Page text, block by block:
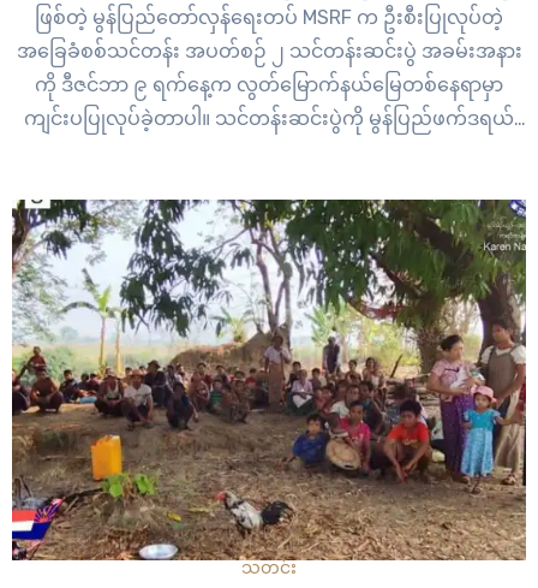
ဖြစ်တဲ့ မွန်ပြည်တော်လှန်ရေးတပ် MSRF က ဦးစီးပြုလုပ်တဲ့
အခြေခံစစ်သင်တန်း အပတ်စဉ် ၂ သင်တန်းဆင်းပွဲ အခမ်းအနား
ကို ဒီဇင်ဘာ ၉ ရက်နေ့က လွတ်မြောက်နယ်မြေတစ်နေရာမှာ
ကျင်းပပြုလုပ်ခဲ့တာပါ။ သင်တန်းဆင်းပွဲကို မွန်ပြည်ဖက်ဒရယ်
တပ် MSRF တပ်မှူး နိုင်နဂါးနဲ့…
သတင်း